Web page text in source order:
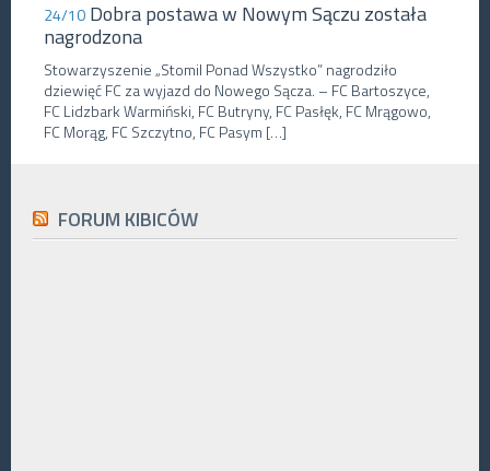
24/10 Dobra postawa w Nowym Sączu została
nagrodzona
Stowarzyszenie „Stomil Ponad Wszystko” nagrodziło
dziewięć FC za wyjazd do Nowego Sącza. – FC Bartoszyce,
FC Lidzbark Warmiński, FC Butryny, FC Pasłęk, FC Mrągowo,
FC Morąg, FC Szczytno, FC Pasym […]
FORUM KIBICÓW